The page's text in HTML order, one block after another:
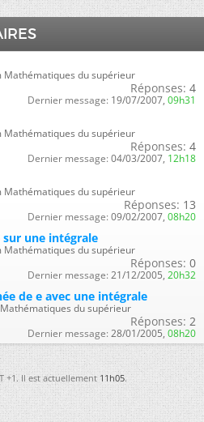
Mathématiques du supérieur
Réponses: 4
Dernier message: 19/07/2007, 09h31
Mathématiques du supérieur
Réponses: 4
Dernier message: 04/03/2007, 12h18
Mathématiques du supérieur
Réponses: 13
Dernier message: 09/02/2007, 08h20
une intégrale
Mathématiques du supérieur
Réponses: 0
Dernier message: 21/12/2005, 20h32
de e avec une intégrale
du supérieur
Réponses: 2
Dernier message: 28/01/2005, 08h20
+1. Il est actuellement11h05.